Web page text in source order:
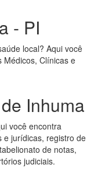
- PI
local? Aqui você
Médicos, Clínicas e
Inhuma
você encontra
e jurídicas, registro de
de notas,
judiciais.